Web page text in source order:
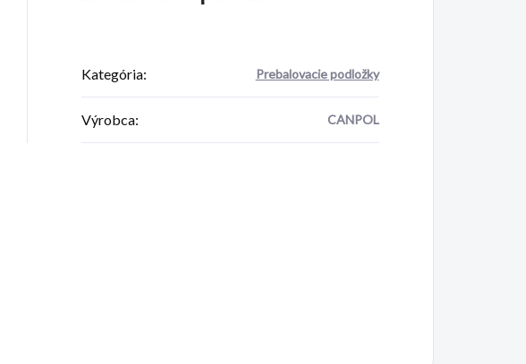
Kategória: Prebalovacie podložky
Výrobca: CANPOL